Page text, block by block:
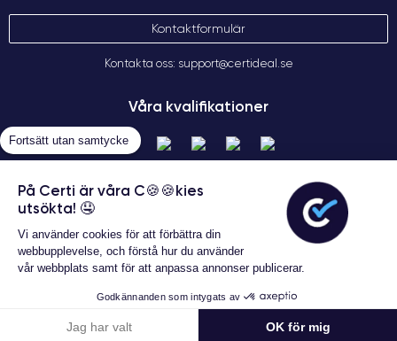
Garanterat 24 månader
6 182 kr Ny
Lägg i varukorgen
Kontaktformulär
Kontakta oss: support@certideal.se
Våra kvalifikationer
Allmänna försäljningsvillkor
förbehållna
Fortsätt utan samtycke
På Certi är våra C🍪🍪kies
utsökta! 🤤
Vi använder cookies för att förbättra din
webbupplevelse, och förstå hur du använder
vår webbplats samt för att anpassa annonser publicerar.
Godkännanden som intygats av
Jag har valt OK för mig